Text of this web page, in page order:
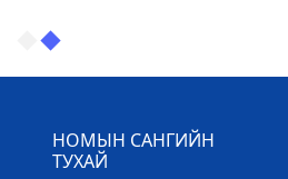
НОМЫН САНГИЙН
ТУХАЙ